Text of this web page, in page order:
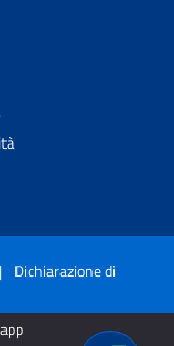
| Dichiarazione di